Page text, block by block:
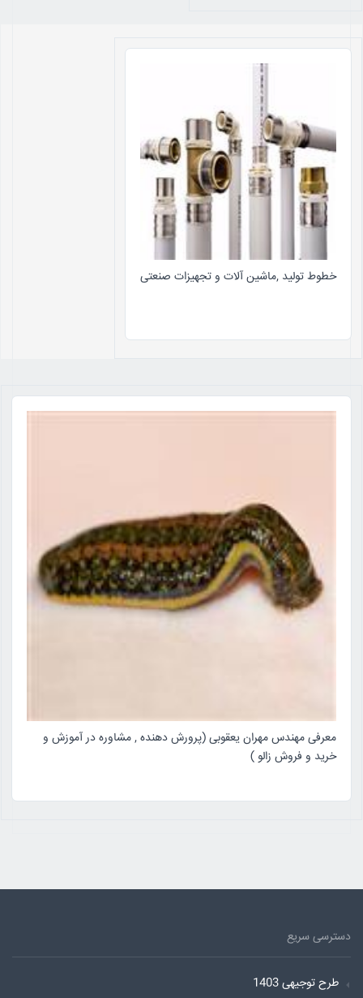
خطوط تولید ,ماشین آلات و تجهیزات صنعتی
معرفی مهندس مهران یعقوبی (پرورش دهنده , مشاوره در آموزش و
خرید و فروش زالو )
دسترسی سریع
طرح توجیهی 1403